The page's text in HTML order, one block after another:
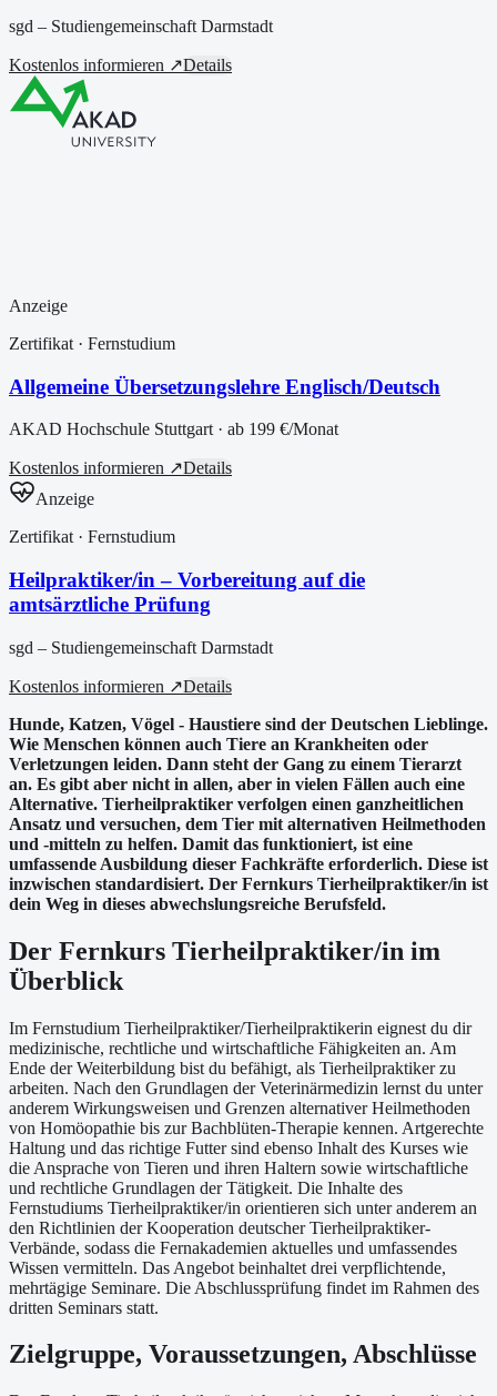
sgd – Studiengemeinschaft Darmstadt
Kostenlos informieren ↗Details
Anzeige
Zertifikat · Fernstudium
Allgemeine Übersetzungslehre Englisch/Deutsch
AKAD Hochschule Stuttgart · ab 199 €/Monat
Kostenlos informieren ↗Details
Anzeige
Zertifikat · Fernstudium
Heilpraktiker/in – Vorbereitung auf die
amtsärztliche Prüfung
sgd – Studiengemeinschaft Darmstadt
Kostenlos informieren ↗Details
Hunde, Katzen, Vögel - Haustiere sind der Deutschen Lieblinge.
Wie Menschen können auch Tiere an Krankheiten oder
Verletzungen leiden. Dann steht der Gang zu einem Tierarzt
an. Es gibt aber nicht in allen, aber in vielen Fällen auch eine
Alternative. Tierheilpraktiker verfolgen einen ganzheitlichen
Ansatz und versuchen, dem Tier mit alternativen Heilmethoden
und -mitteln zu helfen. Damit das funktioniert, ist eine
umfassende Ausbildung dieser Fachkräfte erforderlich. Diese ist
inzwischen standardisiert. Der Fernkurs Tierheilpraktiker/in ist
dein Weg in dieses abwechslungsreiche Berufsfeld.
Der Fernkurs Tierheilpraktiker/in im
Überblick
Im Fernstudium Tierheilpraktiker/Tierheilpraktikerin eignest du dir
medizinische, rechtliche und wirtschaftliche Fähigkeiten an. Am
Ende der Weiterbildung bist du befähigt, als Tierheilpraktiker zu
arbeiten. Nach den Grundlagen der Veterinärmedizin lernst du unter
anderem Wirkungsweisen und Grenzen alternativer Heilmethoden
von Homöopathie bis zur Bachblüten-Therapie kennen. Artgerechte
Haltung und das richtige Futter sind ebenso Inhalt des Kurses wie
die Ansprache von Tieren und ihren Haltern sowie wirtschaftliche
und rechtliche Grundlagen der Tätigkeit. Die Inhalte des
Fernstudiums Tierheilpraktiker/in orientieren sich unter anderem an
den Richtlinien der Kooperation deutscher Tierheilpraktiker-
Verbände, sodass die Fernakademien aktuelles und umfassendes
Wissen vermitteln. Das Angebot beinhaltet drei verpflichtende,
mehrtägige Seminare. Die Abschlussprüfung findet im Rahmen des
dritten Seminars statt.
Zielgruppe, Voraussetzungen, Abschlüsse